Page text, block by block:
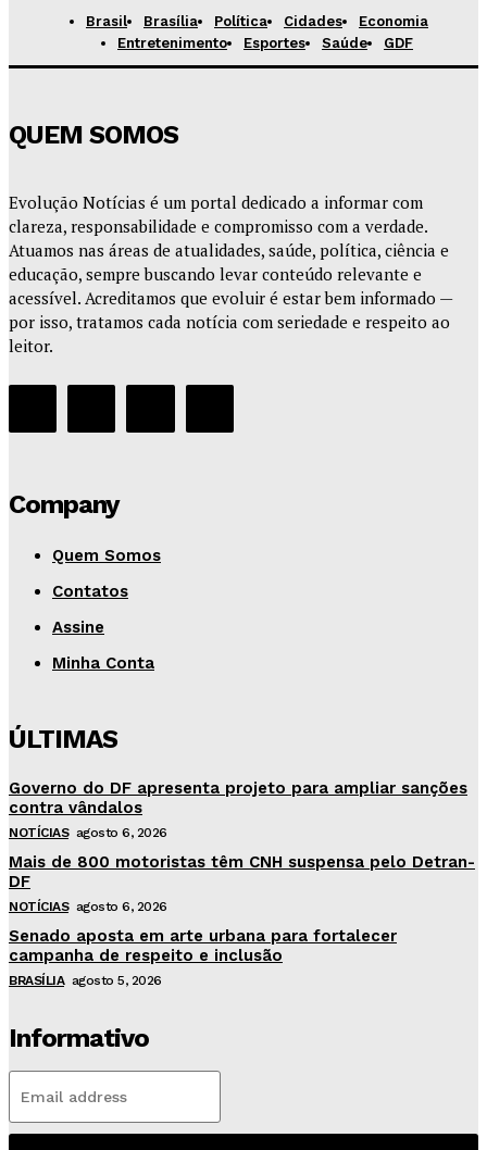
Brasil Brasília Política Cidades
Economia
Entretenimento
Esportes Saúde GDF
QUEM SOMOS
Evolução Notícias é um portal dedicado a informar com
clareza, responsabilidade e compromisso com a verdade.
Atuamos nas áreas de atualidades, saúde, política, ciência e
educação, sempre buscando levar conteúdo relevante e
acessível. Acreditamos que evoluir é estar bem informado —
por isso, tratamos cada notícia com seriedade e respeito ao
leitor.
Company
Quem Somos
Contatos
Assine
Minha Conta
ÚLTIMAS
Governo do DF apresenta projeto para ampliar sanções
contra vândalos
NOTÍCIAS agosto 6, 2026
Mais de 800 motoristas têm CNH suspensa pelo Detran-
DF
NOTÍCIAS agosto 6, 2026
Senado aposta em arte urbana para fortalecer
campanha de respeito e inclusão
BRASÍLIA agosto 5, 2026
Informativo